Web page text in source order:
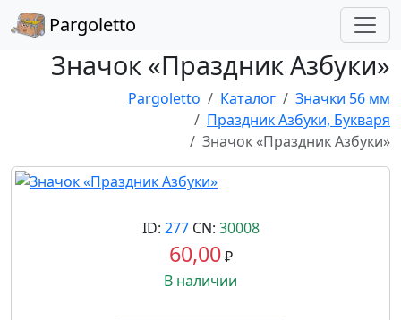
Pargoletto
Значок «Праздник Азбуки»
Pargoletto Каталог
Значки 56 мм
Праздник Азбуки, Букваря
Значок «Праздник Азбуки»
ID: 277CN: 30008
60,00₽
В наличии